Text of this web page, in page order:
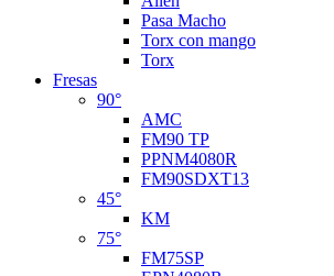
Pasa Macho
Torx con mango
Torx
Fresas
90°
AMC
FM90 TP
PPNM4080R
FM90SDXT13
45°
KM
75°
FM75SP